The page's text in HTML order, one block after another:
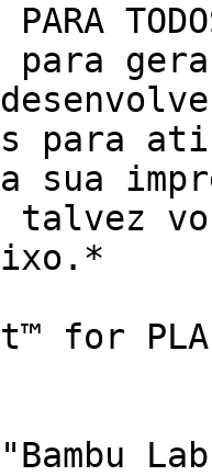
PARA
para
sua
talvez
for PLA